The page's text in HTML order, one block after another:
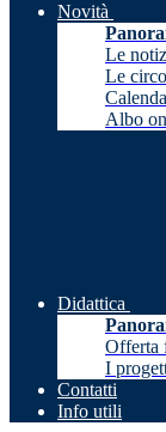
Novità
Le
Le
Albo
Didattica
Offerta
I
Contatti
Info utili